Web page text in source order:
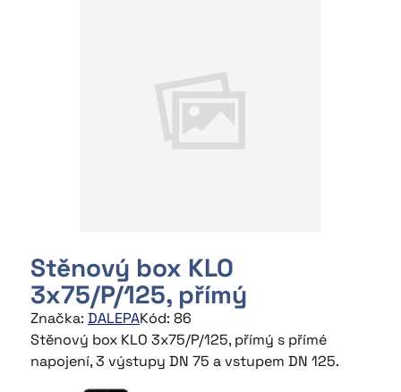
~Stropní a stěnové boxy
~Plechové komponenty
~Montážní příslušenství
Stěnový box KLO
3x75/P/125, přímý
Značka: DALEPAKód: 86
Stěnový box KLO 3x75/P/125, přímý s přímé
napojení, 3 výstupy DN 75 a vstupem DN 125.